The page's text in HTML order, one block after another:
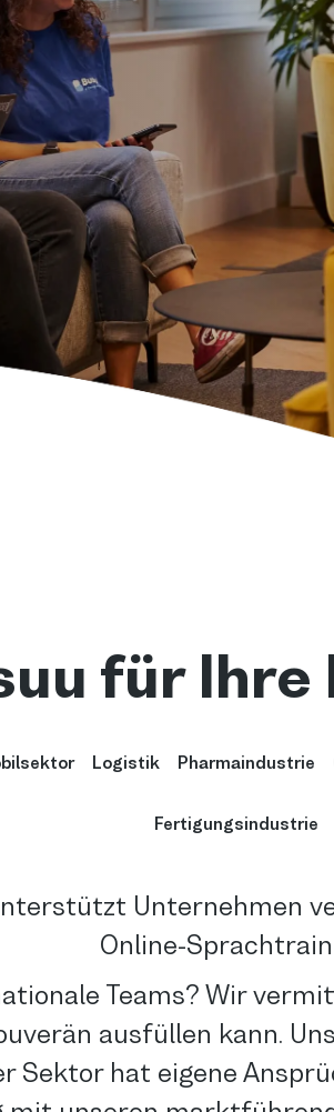
für Ihre
Logistik Pharmaindustrie
Fertigungsindustrie
Unternehmen
Online-
Teams? Wir
ausfüllen kann.
Sektor hat eigene